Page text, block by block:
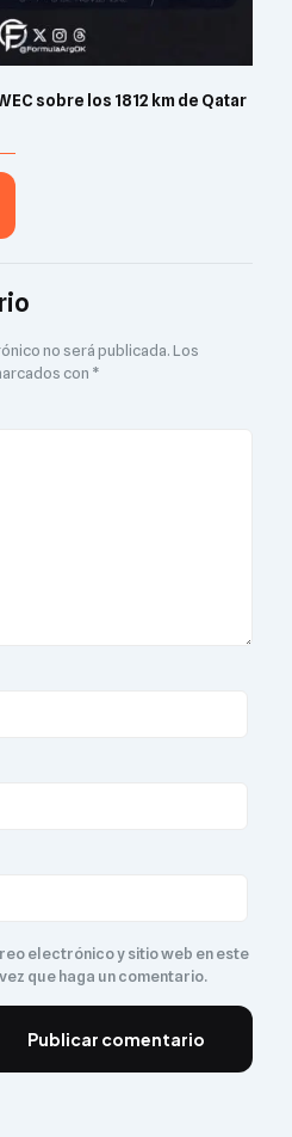
sobre los 1812 km de Qatar
no será publicada.Los
con *
electrónico y sitio web en este
que haga un comentario.